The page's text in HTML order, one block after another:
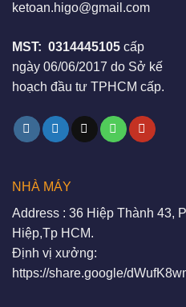
ketoan.higo@gmail.com
MST: 0314445105 cấp
ngày 06/06/2017 do Sở kế
hoạch đầu tư TPHCM cấp.
NHÀ MÁY
Address : 36 Hiệp Thành 43,
Hiệp,Tp HCM.
Định vị xưởng:
https://share.google/